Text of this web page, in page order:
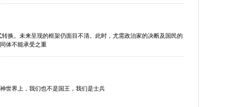
换。未来呈现的框架仍面目不清。此时，尤需政治家的决断及国民的
体不能承受之重
世界上，我们也不是国王，我们是士兵